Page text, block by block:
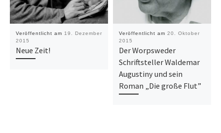
Veröffentlicht am 19. Dezember
2015
Neue Zeit!
Veröffentlicht am 20. Oktober
2015
Der Worpsweder
Schriftsteller Waldemar
Augustiny und sein
Roman „Die große Flut”